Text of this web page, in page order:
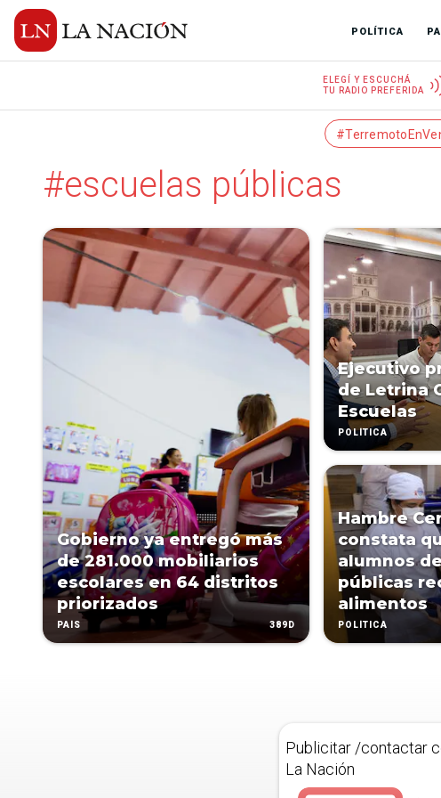
POLÍTICA
ELEGÍ Y ESCUCHÁ
TU RADIO PREFERIDA
#escuelas públicas
Gobierno ya entregó más
de 281.000 mobiliarios
escolares en 64 distritos
priorizados
PAÍS 389D
Ejecutivo
de Letrina
Escuelas
POLÍTICA
Hambre
constata
alumnos
públicas
alimentos
POLÍTICA
Publicitar /contactar
La Nación